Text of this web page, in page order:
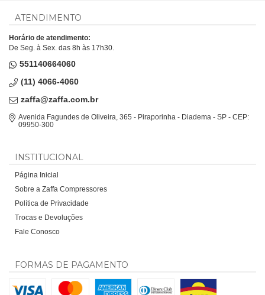
ATENDIMENTO
Horário de atendimento:
De Seg. à Sex. das 8h às 17h30.
551140664060
(11) 4066-4060
zaffa@zaffa.com.br
Avenida Fagundes de Oliveira, 365 - Piraporinha - Diadema - SP - CEP:
09950-300
INSTITUCIONAL
Página Inicial
Sobre a Zaffa Compressores
Política de Privacidade
Trocas e Devoluções
Fale Conosco
FORMAS DE PAGAMENTO